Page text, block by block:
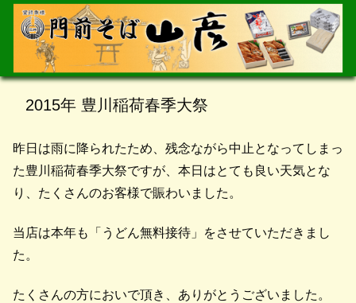
2015年 豊川稲荷春季大祭
昨日は雨に降られたため、残念ながら中止となってしまっ
た豊川稲荷春季大祭ですが、本日はとても良い天気とな
り、たくさんのお客様で賑わいました。
当店は本年も「うどん無料接待」をさせていただきまし
た。
たくさんの方においで頂き、ありがとうございました。